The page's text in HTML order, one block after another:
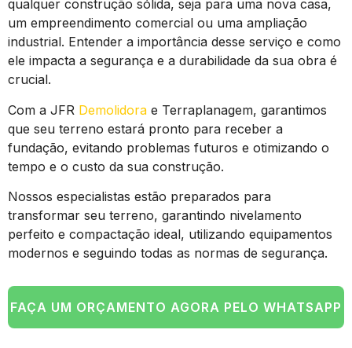
qualquer construção sólida, seja para uma nova casa,
um empreendimento comercial ou uma ampliação
industrial. Entender a importância desse serviço e como
ele impacta a segurança e a durabilidade da sua obra é
crucial.
Com a JFR Demolidora e Terraplanagem, garantimos
que seu terreno estará pronto para receber a
fundação, evitando problemas futuros e otimizando o
tempo e o custo da sua construção.
Nossos especialistas estão preparados para
transformar seu terreno, garantindo nivelamento
perfeito e compactação ideal, utilizando equipamentos
modernos e seguindo todas as normas de segurança.
FAÇA UM ORÇAMENTO AGORA PELO WHATSAPP